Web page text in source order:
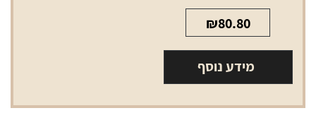
₪80.80
מידע נוסף